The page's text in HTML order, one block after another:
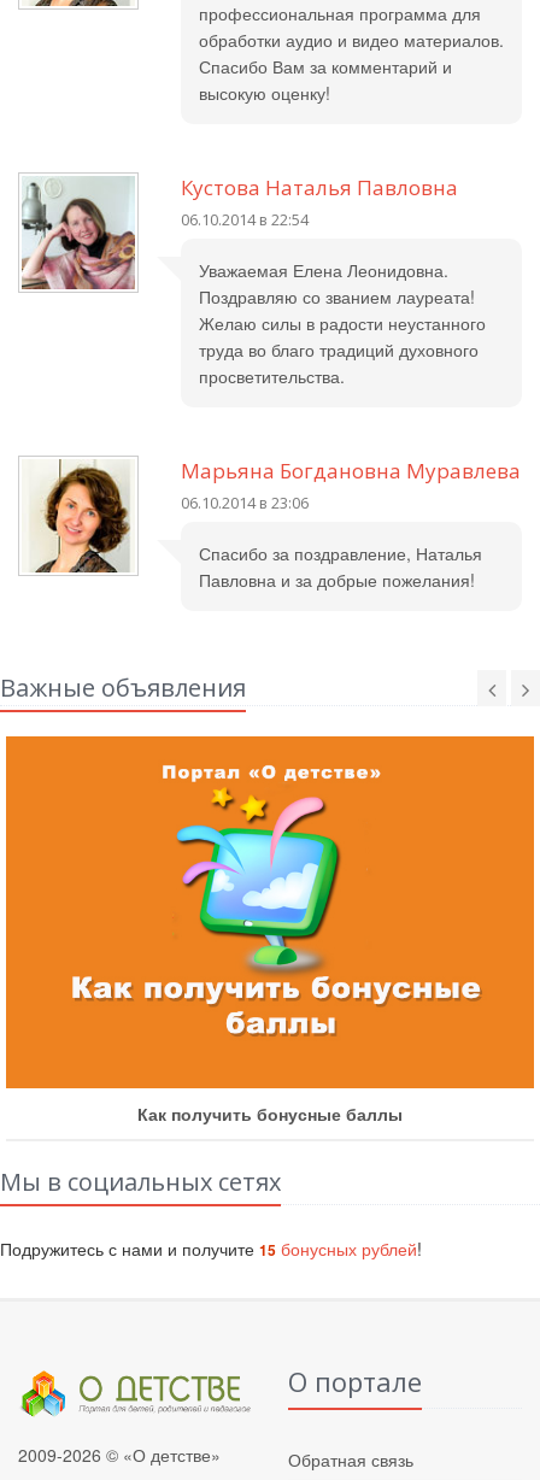
профессиональная программа для
обработки аудио и видео материалов.
Спасибо Вам за комментарий и
высокую оценку!
Кустова Наталья Павловна
06.10.2014 в 22:54
Уважаемая Елена Леонидовна.
Поздравляю со званием лауреата!
Желаю силы в радости неустанного
труда во благо традиций духовного
просветительства.
Марьяна Богдановна Муравлева
06.10.2014 в 23:06
Спасибо за поздравление, Наталья
Павловна и за добрые пожелания!
Важные объявления
Как участвовать в быстрых конкурсах
Мы в социальных сетях
Подружитесь с нами и получите 15 бонусных рублей!
2009-2026 © «О детстве»
О портале
Обратная связь